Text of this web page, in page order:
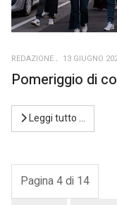
REDAZIONE 13 GIUGNO
Pomeriggio di
Leggi tutto …
Pagina 4 di 14